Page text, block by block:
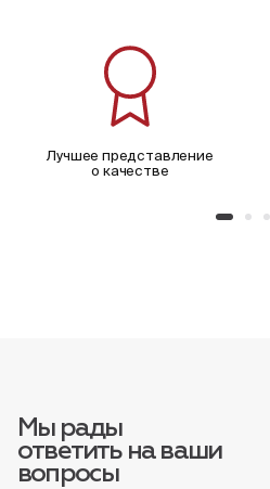
Лучшее представление
о качестве
Мы рады
ответить на ваши
вопросы